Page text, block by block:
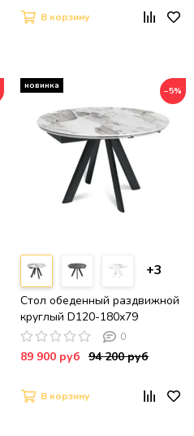
В корзину
−5%
+3
Стол обеденный раздвижной
круглый D120-180х79
столешница керамика /
Pandora / черный муар
0
89 900 руб 94 200 руб
В корзину